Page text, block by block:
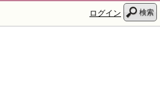
ログイン 検索